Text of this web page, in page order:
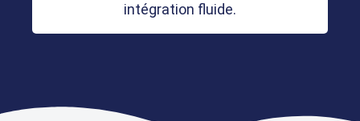
intégration fluide.